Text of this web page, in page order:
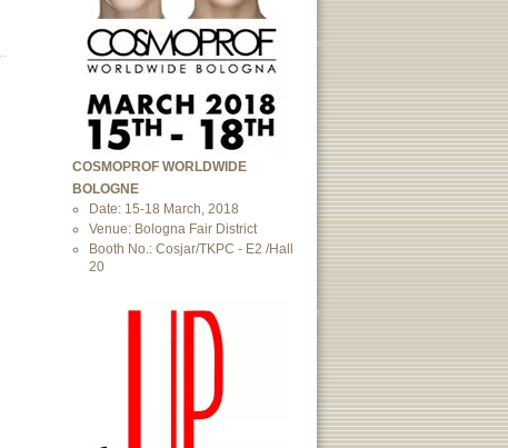
COSMOPROF WORLDWIDE
BOLOGNE
Date: 15-18 March, 2018
Venue: Bologna Fair District
Booth No.: Cosjar/TKPC - E2 /Hall
20